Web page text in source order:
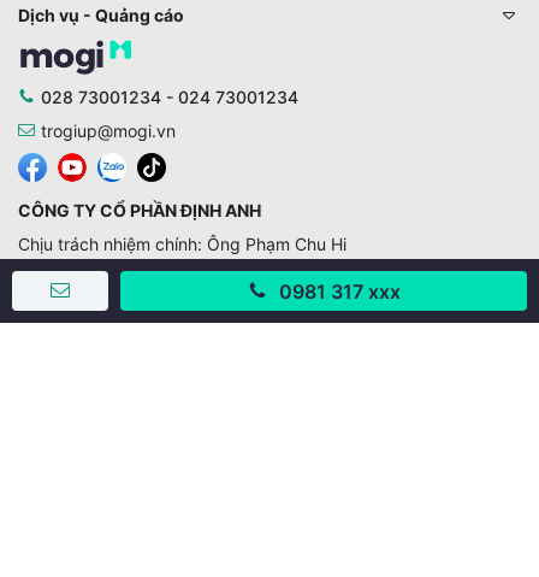
0981 317 xxx
Dịch vụ - Quảng cáo
028 73001234 - 024 73001234
trogiup@mogi.vn
CÔNG TY CỔ PHẦN ĐỊNH ANH
Chịu trách nhiệm chính: Ông Phạm Chu Hi
Giấy phép số: 429/GP-BTTTT do Bộ TTTT cấp ngày
11/10/2019